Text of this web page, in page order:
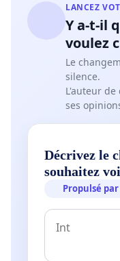
LANCEZ
Y a-t-il
voulez
Le
silence.
L'auteur
ses
Décrivez le
souhaitez
Propulsé par